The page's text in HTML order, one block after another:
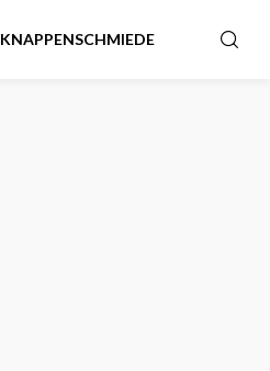
KNAPPENSCHMIEDE